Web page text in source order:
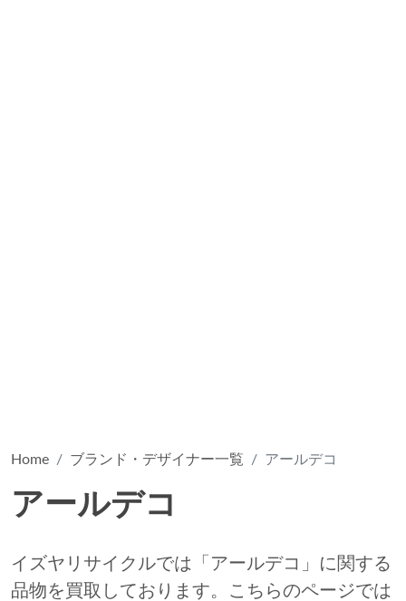
Home ブランド・デザイナー一覧 アールデコ
アールデコ
イズヤリサイクルでは「アールデコ」に関する
品物を買取しております。こちらのページでは